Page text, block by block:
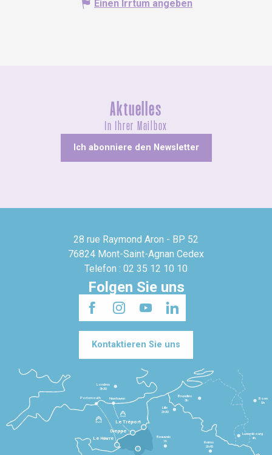
Einen Irrtum angeben
Aktuelles
In Ihrer Mailbox
Ich abonniere den Newsletter
28 rue Raymond Aron - BP 52
76824 Mont-Saint-Agnan Cedex
Telefon : 02 35 12 10 10
Folgen Sie uns
Kontaktieren Sie uns
Le Havre
Dieppe
Le Tréport
Beauvais
1h
Reims
2h45
Lille
2h30
Bruxelles
3h
Londres
3h30
Newhaven
Portsmouth
Bonn
5h
Luxembourg
4h